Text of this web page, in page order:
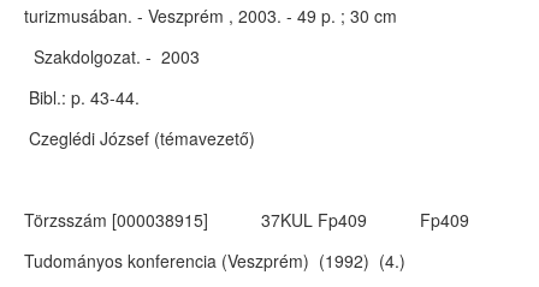
turizmusában. - Veszprém , 2003. - 49 p. ; 30 cm
Szakdolgozat. - 2003
Bibl.: p. 43-44.
Czeglédi József (témavezető)
Törzsszám [000038915] 37KUL Fp409 Fp409
Tudományos konferencia (Veszprém) (1992) (4.)